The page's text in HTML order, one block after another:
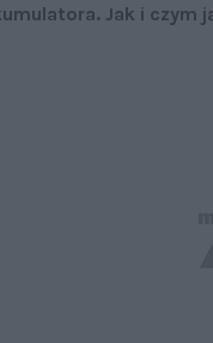
Jak i czym